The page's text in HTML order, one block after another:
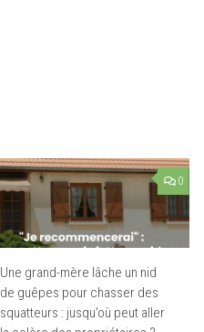
0
Une grand-mère lâche un nid
de guêpes pour chasser des
squatteurs : jusqu’où peut aller